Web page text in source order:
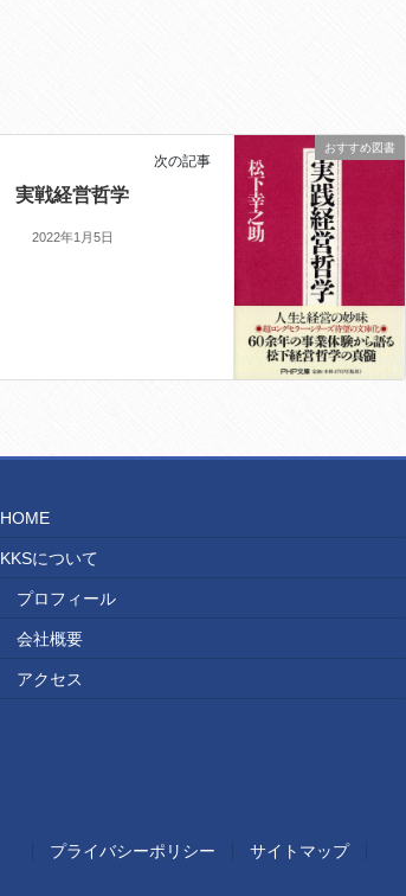
おすすめ図書
次の記事
実戦経営哲学
2022年1月5日
HOME
KKSについて
プロフィール
会社概要
アクセス
プライバシーポリシー サイトマップ